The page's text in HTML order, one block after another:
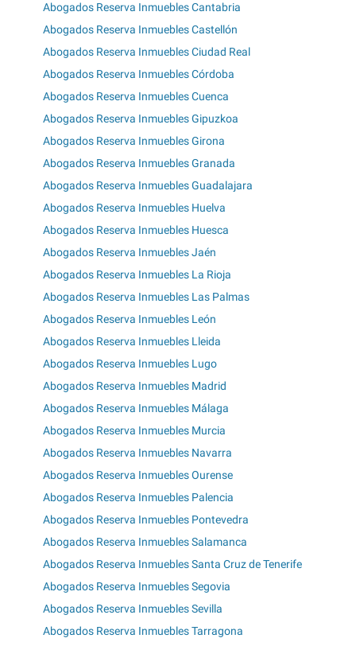
Abogados Reserva Inmuebles Cantabria
Abogados Reserva Inmuebles Castellón
Abogados Reserva Inmuebles Ciudad Real
Abogados Reserva Inmuebles Córdoba
Abogados Reserva Inmuebles Cuenca
Abogados Reserva Inmuebles Gipuzkoa
Abogados Reserva Inmuebles Girona
Abogados Reserva Inmuebles Granada
Abogados Reserva Inmuebles Guadalajara
Abogados Reserva Inmuebles Huelva
Abogados Reserva Inmuebles Huesca
Abogados Reserva Inmuebles Jaén
Abogados Reserva Inmuebles La Rioja
Abogados Reserva Inmuebles Las Palmas
Abogados Reserva Inmuebles León
Abogados Reserva Inmuebles Lleida
Abogados Reserva Inmuebles Lugo
Abogados Reserva Inmuebles Madrid
Abogados Reserva Inmuebles Málaga
Abogados Reserva Inmuebles Murcia
Abogados Reserva Inmuebles Navarra
Abogados Reserva Inmuebles Ourense
Abogados Reserva Inmuebles Palencia
Abogados Reserva Inmuebles Pontevedra
Abogados Reserva Inmuebles Salamanca
Abogados Reserva Inmuebles Santa Cruz de Tenerife
Abogados Reserva Inmuebles Segovia
Abogados Reserva Inmuebles Sevilla
Abogados Reserva Inmuebles Tarragona